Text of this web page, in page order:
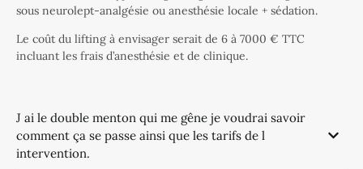
sous neurolept-analgésie ou anesthésie locale + sédation.
Le coût du lifting à envisager serait de 6 à 7000 € TTC
incluant les frais d’anesthésie et de clinique.
J ai le double menton qui me gêne je voudrai savoir
comment ça se passe ainsi que les tarifs de l
intervention.